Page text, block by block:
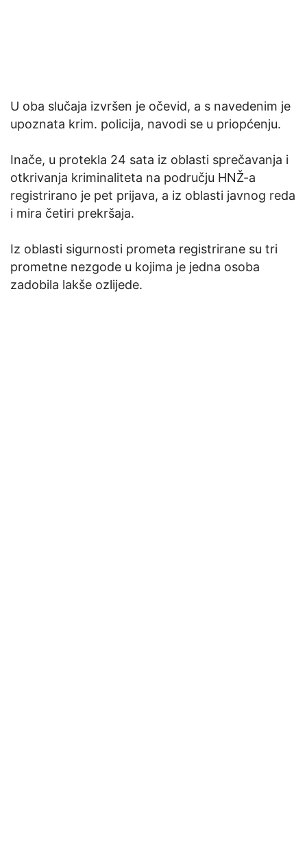
U oba slučaja izvršen je očevid, a s navedenim je
upoznata krim. policija, navodi se u priopćenju.
Inače, u protekla 24 sata iz oblasti sprečavanja i
otkrivanja kriminaliteta na području HNŽ-a
registrirano je pet prijava, a iz oblasti javnog reda
i mira četiri prekršaja.
Iz oblasti sigurnosti prometa registrirane su tri
prometne nezgode u kojima je jedna osoba
zadobila lakše ozlijede.